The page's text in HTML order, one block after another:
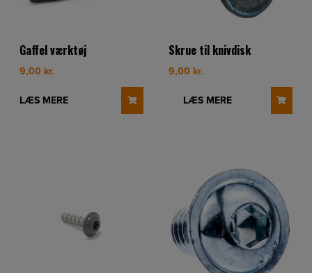
Gaffel værktøj
9,00 kr.
LÆS MERE
Skrue til knivdisk
9,00 kr.
LÆS MERE